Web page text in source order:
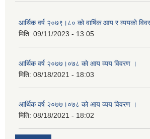
आर्थिक वर्ष २०७९।८० को वार्षिक आय र व्ययको
मिति: 09/11/2023 - 13:05
आर्थिक वर्ष २०७७।०७८ को आय व्यय विवरण ।
मिति: 08/18/2021 - 18:03
आर्थिक वर्ष २०७७।०७८ को आय व्यय विवरण ।
मिति: 08/18/2021 - 18:02